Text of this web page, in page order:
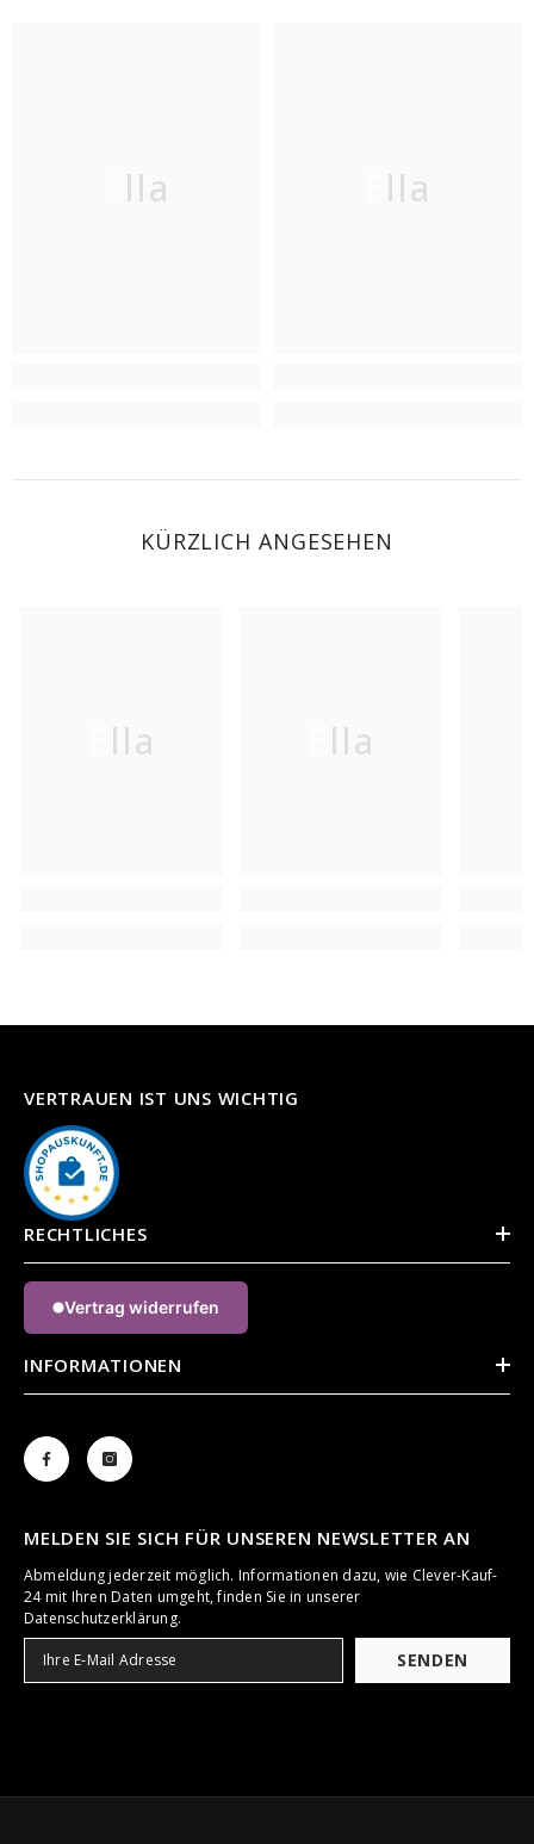
Ella Ella
KÜRZLICH ANGESEHEN
Ella Ella
VERTRAUEN IST UNS WICHTIG
RECHTLICHES
Vertrag widerrufen
INFORMATIONEN
MELDEN SIE SICH FÜR UNSEREN NEWSLETTER AN
Abmeldung jederzeit möglich. Informationen dazu, wie Clever-Kauf-
24 mit Ihren Daten umgeht, finden Sie in unserer
Datenschutzerklärung.
SENDEN